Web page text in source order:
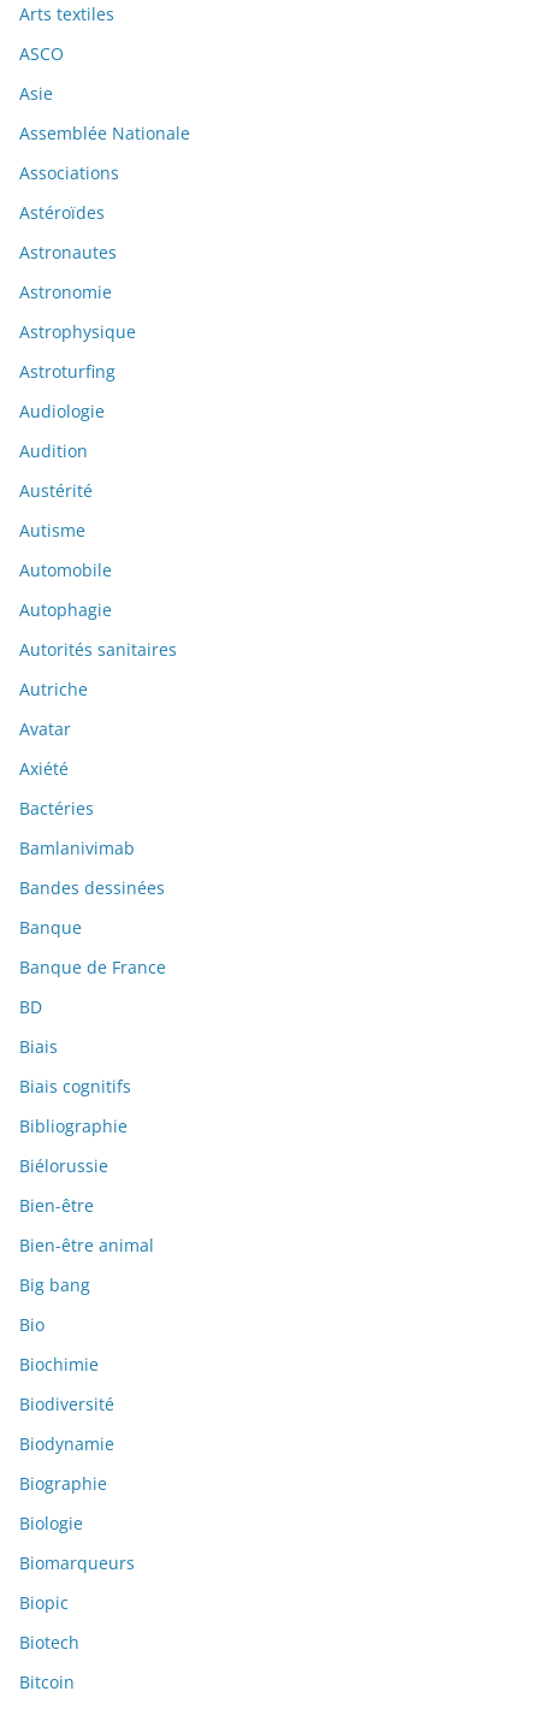
Arts textiles
ASCO
Asie
Assemblée Nationale
Associations
Astéroïdes
Astronautes
Astronomie
Astrophysique
Astroturfing
Audiologie
Audition
Austérité
Autisme
Automobile
Autophagie
Autorités sanitaires
Autriche
Avatar
Axiété
Bactéries
Bamlanivimab
Bandes dessinées
Banque
Banque de France
BD
Biais
Biais cognitifs
Bibliographie
Biélorussie
Bien-être
Bien-être animal
Big bang
Bio
Biochimie
Biodiversité
Biodynamie
Biographie
Biologie
Biomarqueurs
Biopic
Biotech
Bitcoin